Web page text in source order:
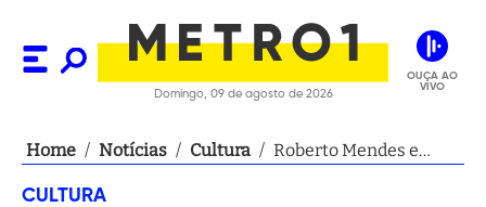
Domingo, 09 de agosto de 2026
OUÇA AO
VIVO
Home / Notícias / Cultura / Roberto Mendes e
CULTURA